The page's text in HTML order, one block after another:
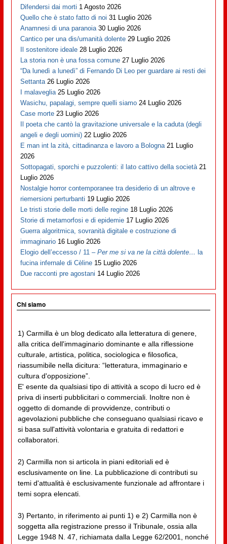
Difendersi dai morti 1 Agosto 2026
Quello che è stato fatto di noi 31 Luglio 2026
Anamnesi di una paranoia 30 Luglio 2026
Cantico per una dis/umanità dolente 29 Luglio 2026
Il sostenitore ideale 28 Luglio 2026
La storia non è una fossa comune 27 Luglio 2026
“Da lunedì a lunedì” di Fernando Di Leo per guardare ai resti dei
Settanta 26 Luglio 2026
I malaveglia 25 Luglio 2026
Wasichu, papalagi, sempre quelli siamo 24 Luglio 2026
Case morte 23 Luglio 2026
Il poeta che cantò la gravitazione universale e la caduta (degli
angeli e degli uomini) 22 Luglio 2026
E man int la zità, cittadinanza e lavoro a Bologna 21 Luglio
2026
Sottopagati, sporchi e puzzolenti: il lato cattivo della società 21
Luglio 2026
Nostalgie horror contemporanee tra desiderio di un altrove e
riemersioni perturbanti 19 Luglio 2026
Le tristi storie delle morti delle regine 18 Luglio 2026
Storie di metamorfosi e di epidemie 17 Luglio 2026
Guerra algoritmica, sovranità digitale e costruzione di
immaginario 16 Luglio 2026
Elogio dell’eccesso / 11 –Per me si va ne la città dolente… la
fucina infernale di Cèline 15 Luglio 2026
Due racconti pre agostani 14 Luglio 2026
Chi siamo
1) Carmilla è un blog dedicato alla letteratura di genere,
alla critica dell'immaginario dominante e alla riflessione
culturale, artistica, politica, sociologica e filosofica,
riassumibile nella dicitura: “letteratura, immaginario e
cultura d'opposizione”.
E' esente da qualsiasi tipo di attività a scopo di lucro ed è
priva di inserti pubblicitari o commerciali. Inoltre non è
oggetto di domande di provvidenze, contributi o
agevolazioni pubbliche che conseguano qualsiasi ricavo e
si basa sull'attività volontaria e gratuita di redattori e
collaboratori.
2) Carmilla non si articola in piani editoriali ed è
esclusivamente on line. La pubblicazione di contributi su
temi d'attualità è esclusivamente funzionale ad affrontare i
temi sopra elencati.
3) Pertanto, in riferimento ai punti 1) e 2) Carmilla non è
soggetta alla registrazione presso il Tribunale, ossia alla
Legge 1948 N. 47, richiamata dalla Legge 62/2001, nonché